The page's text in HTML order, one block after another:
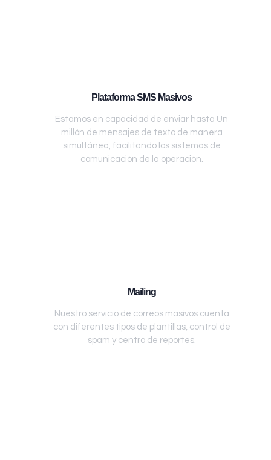
Plataforma SMS Masivos
Estamos en capacidad de enviar hasta Un
millón de mensajes de texto de manera
simultánea, facilitando los sistemas de
comunicación de la operación.
Mailing
Nuestro servicio de correos masivos cuenta
con diferentes tipos de plantillas, control de
spam y centro de reportes.